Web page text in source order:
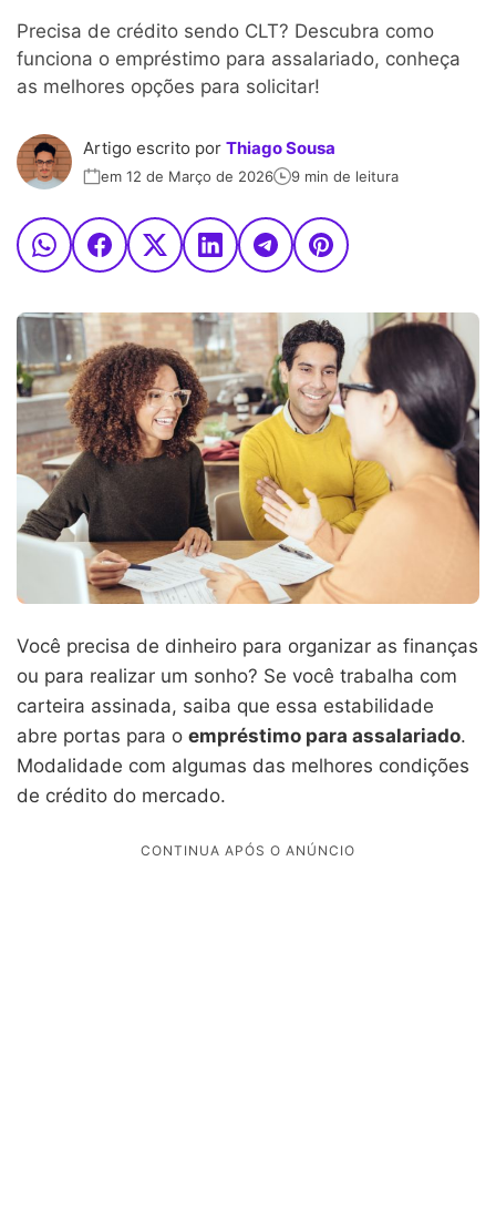
Precisa de crédito sendo CLT? Descubra como
funciona o empréstimo para assalariado, conheça
as melhores opções para solicitar!
Artigo escrito por Thiago Sousa
em 12 de Março de 2026 9 min de leitura
Você precisa de dinheiro para organizar as finanças
ou para realizar um sonho? Se você trabalha com
carteira assinada, saiba que essa estabilidade
abre portas para o empréstimo para assalariado.
Modalidade com algumas das melhores condições
de crédito do mercado.